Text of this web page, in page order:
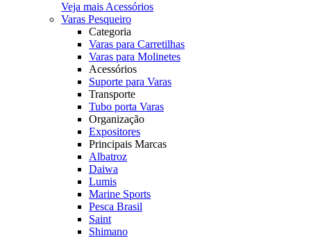
Veja mais Acessórios
Varas Pesqueiro
Categoria
Varas para Carretilhas
Varas para Molinetes
Acessórios
Suporte para Varas
Transporte
Tubo porta Varas
Organização
Expositores
Principais Marcas
Albatroz
Daiwa
Lumis
Marine Sports
Pesca Brasil
Saint
Shimano